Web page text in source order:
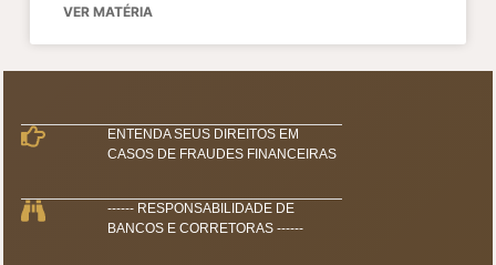
VER MATÉRIA
ENTENDA SEUS DIREITOS EM
CASOS DE FRAUDES FINANCEIRAS
------ RESPONSABILIDADE DE
BANCOS E CORRETORAS ------